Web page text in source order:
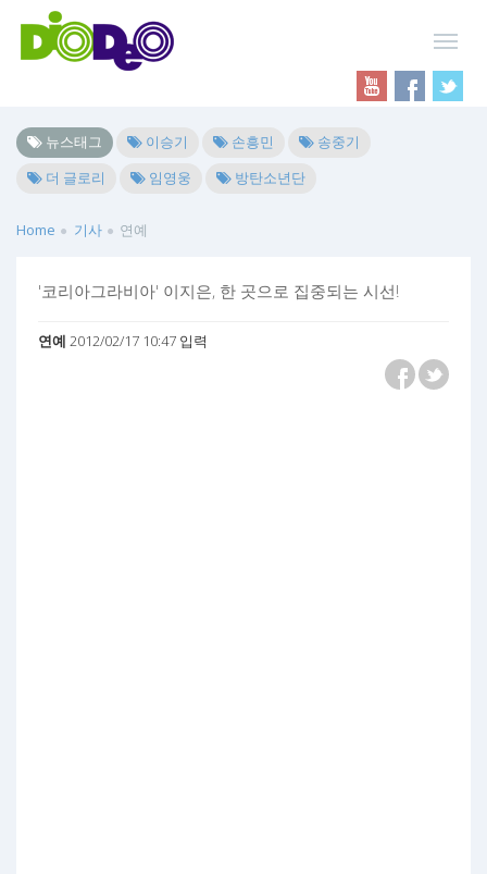
뉴스태그 이승기 손흥민
송중기
더 글로리
임영웅 방탄소년단
Home 기사 연예
'코리아그라비아' 이지은, 한 곳으로 집중되는 시선!
연예 2012/02/17 10:47 입력